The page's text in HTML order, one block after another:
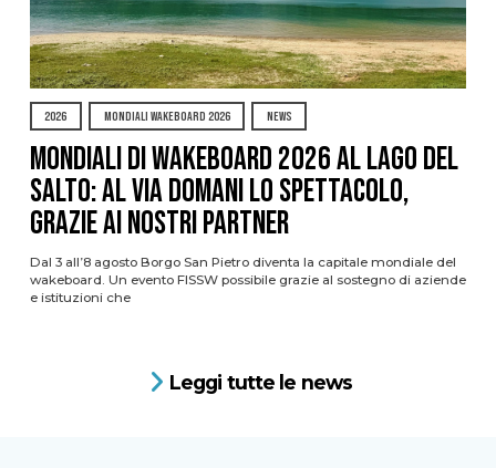
2026 MONDIALI WAKEBOARD 2026 NEWS
Mondiali di Wakeboard 2026 al Lago del
Salto: al via domani lo spettacolo,
grazie ai nostri Partner
Dal 3 all’8 agosto Borgo San Pietro diventa la capitale mondiale del
wakeboard. Un evento FISSW possibile grazie al sostegno di aziende
e istituzioni che
Leggi tutte le news